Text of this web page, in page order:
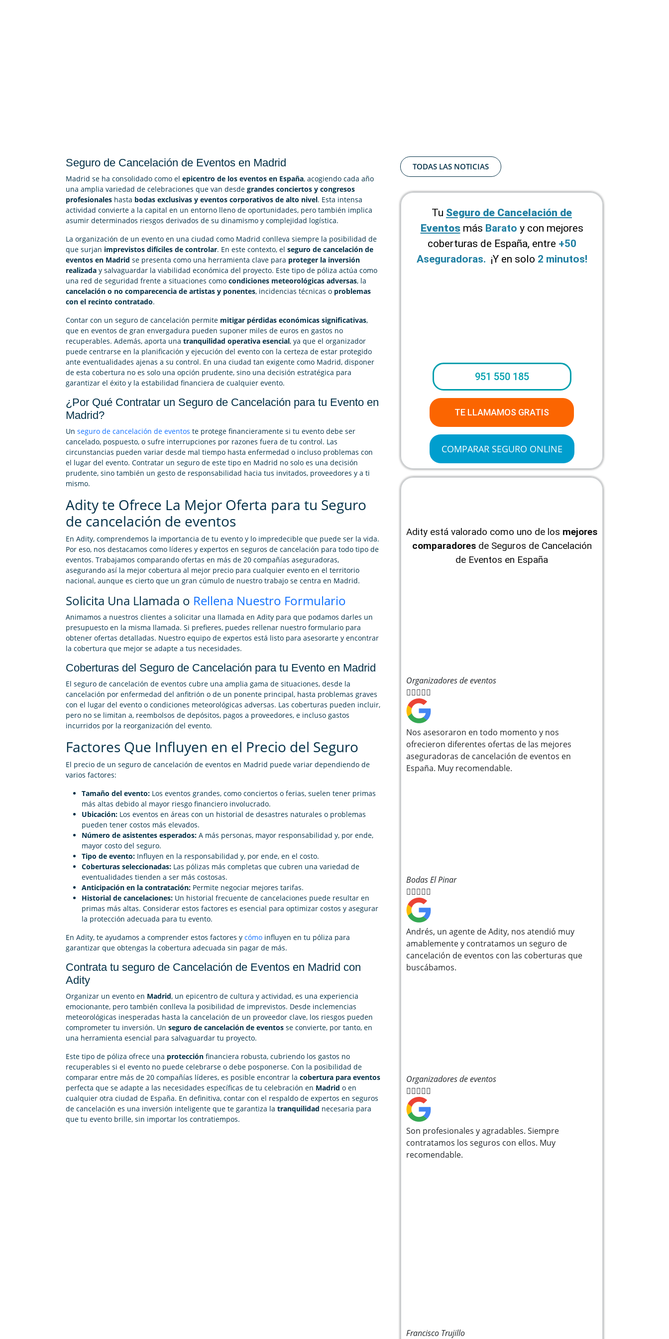
Seguro de Cancelación de Eventos en Madrid
Madrid se ha consolidado como el epicentro de los eventos en España, acogiendo cada año
una amplia variedad de celebraciones que van desde grandes conciertos y congresos
profesionales hasta bodas exclusivas y eventos corporativos de alto nivel. Esta intensa
actividad convierte a la capital en un entorno lleno de oportunidades, pero también implica
asumir determinados riesgos derivados de su dinamismo y complejidad logística.
La organización de un evento en una ciudad como Madrid conlleva siempre la posibilidad de
que surjan imprevistos difíciles de controlar. En este contexto, el seguro de cancelación de
eventos en Madrid se presenta como una herramienta clave para proteger la inversión
realizada y salvaguardar la viabilidad económica del proyecto. Este tipo de póliza actúa como
una red de seguridad frente a situaciones como condiciones meteorológicas adversas, la
cancelación o no comparecencia de artistas y ponentes, incidencias técnicas o problemas
con el recinto contratado.
Contar con un seguro de cancelación permite mitigar pérdidas económicas significativas,
que en eventos de gran envergadura pueden suponer miles de euros en gastos no
recuperables. Además, aporta una tranquilidad operativa esencial, ya que el organizador
puede centrarse en la planificación y ejecución del evento con la certeza de estar protegido
ante eventualidades ajenas a su control. En una ciudad tan exigente como Madrid, disponer
de esta cobertura no es solo una opción prudente, sino una decisión estratégica para
garantizar el éxito y la estabilidad financiera de cualquier evento.
¿Por Qué Contratar un Seguro de Cancelación para tu Evento en
Madrid?
Un seguro de cancelación de eventos te protege financieramente si tu evento debe ser
cancelado, pospuesto, o sufre interrupciones por razones fuera de tu control. Las
circunstancias pueden variar desde mal tiempo hasta enfermedad o incluso problemas con
el lugar del evento. Contratar un seguro de este tipo en Madrid no solo es una decisión
prudente, sino también un gesto de responsabilidad hacia tus invitados, proveedores y a ti
mismo.
Adity te Ofrece La Mejor Oferta para tu Seguro
de cancelación de eventos
En Adity, comprendemos la importancia de tu evento y lo impredecible que puede ser la vida.
Por eso, nos destacamos como líderes y expertos en seguros de cancelación para todo tipo de
eventos. Trabajamos comparando ofertas en más de 20 compañías aseguradoras,
asegurando así la mejor cobertura al mejor precio para cualquier evento en el territorio
nacional, aunque es cierto que un gran cúmulo de nuestro trabajo se centra en Madrid.
Solicita Una Llamada o Rellena Nuestro Formulario
Animamos a nuestros clientes a solicitar una llamada en Adity para que podamos darles un
presupuesto en la misma llamada. Si prefieres, puedes rellenar nuestro formulario para
obtener ofertas detalladas. Nuestro equipo de expertos está listo para asesorarte y encontrar
la cobertura que mejor se adapte a tus necesidades.
Coberturas del Seguro de Cancelación para tu Evento en Madrid
El seguro de cancelación de eventos cubre una amplia gama de situaciones, desde la
cancelación por enfermedad del anfitrión o de un ponente principal, hasta problemas graves
con el lugar del evento o condiciones meteorológicas adversas. Las coberturas pueden incluir,
pero no se limitan a, reembolsos de depósitos, pagos a proveedores, e incluso gastos
incurridos por la reorganización del evento.
Factores Que Influyen en el Precio del Seguro
El precio de un seguro de cancelación de eventos en Madrid puede variar dependiendo de
varios factores:
Tamaño del evento: Los eventos grandes, como conciertos o ferias, suelen tener primas
más altas debido al mayor riesgo financiero involucrado.
Ubicación: Los eventos en áreas con un historial de desastres naturales o problemas
pueden tener costos más elevados.
Número de asistentes esperados: A más personas, mayor responsabilidad y, por ende,
mayor costo del seguro.
Tipo de evento: Influyen en la responsabilidad y, por ende, en el costo.
Coberturas seleccionadas: Las pólizas más completas que cubren una variedad de
eventualidades tienden a ser más costosas.
Anticipación en la contratación: Permite negociar mejores tarifas.
Historial de cancelaciones: Un historial frecuente de cancelaciones puede resultar en
primas más altas. Considerar estos factores es esencial para optimizar costos y asegurar
la protección adecuada para tu evento.
En Adity, te ayudamos a comprender estos factores y cómo influyen en tu póliza para
garantizar que obtengas la cobertura adecuada sin pagar de más.
Contrata tu seguro de Cancelación de Eventos en Madrid con
Adity
Organizar un evento en Madrid, un epicentro de cultura y actividad, es una experiencia
emocionante, pero también conlleva la posibilidad de imprevistos. Desde inclemencias
meteorológicas inesperadas hasta la cancelación de un proveedor clave, los riesgos pueden
comprometer tu inversión. Un seguro de cancelación de eventos se convierte, por tanto, en
una herramienta esencial para salvaguardar tu proyecto.
Este tipo de póliza ofrece una protección financiera robusta, cubriendo los gastos no
recuperables si el evento no puede celebrarse o debe posponerse. Con la posibilidad de
comparar entre más de 20 compañías líderes, es posible encontrar la cobertura para eventos
perfecta que se adapte a las necesidades específicas de tu celebración en Madrid o en
cualquier otra ciudad de España. En definitiva, contar con el respaldo de expertos en seguros
de cancelación es una inversión inteligente que te garantiza la tranquilidad necesaria para
que tu evento brille, sin importar los contratiempos.
TODAS LAS NOTICIAS
Tu Seguro de Cancelación de
Eventosmás Barato y con mejores
coberturas de España, entre +50
Aseguradoras. ¡Y en solo 2 minutos!
951 550 185
TE LLAMAMOS GRATIS
COMPARAR SEGURO ONLINE
Adity está valorado como uno de los mejores
comparadoresde Seguros de Cancelación
de Eventos en España
Organizadores de eventos

Nos asesoraron en todo momento y nos
ofrecieron diferentes ofertas de las mejores
aseguradoras de cancelación de eventos en
España. Muy recomendable.
Bodas El Pinar

Andrés, un agente de Adity, nos atendió muy
amablemente y contratamos un seguro de
cancelación de eventos con las coberturas que
buscábamos.
Organizadores de eventos

Son profesionales y agradables. Siempre
contratamos los seguros con ellos. Muy
recomendable.
Francisco Trujillo